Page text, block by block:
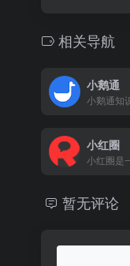
相关导航
小鹅通
小红圈
暂无评论